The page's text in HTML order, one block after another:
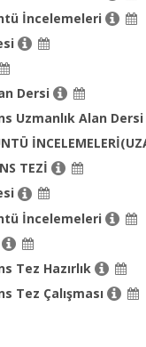
İncelemeleri
Dersi
Uzmanlık Alan Dersi
TEZİ
İncelemeleri
Tez Hazırlık
Tez Çalışması